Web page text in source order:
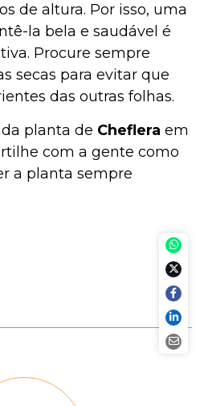
de altura. Por isso, uma
la bela e saudável é
Procure sempre
secas para evitar que
das outras folhas.
planta de Cheflera em
com a gente como
a planta sempre